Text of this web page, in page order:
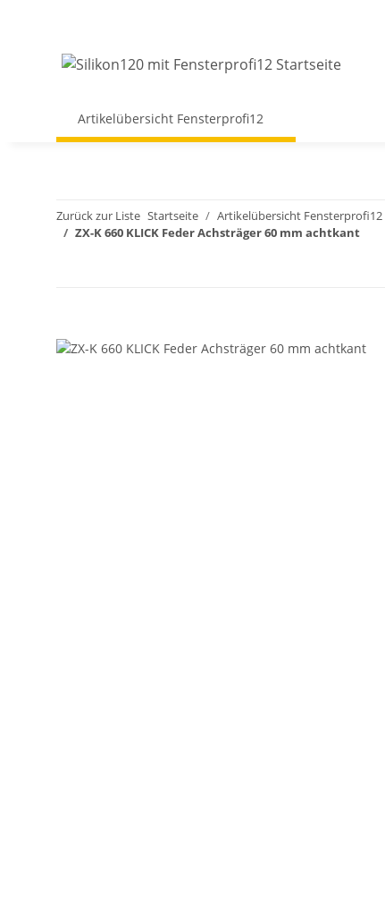
Artikelübersicht Fensterprofi12
Zurück zur Liste Startseite Artikelübersicht Fensterprofi12
ZX-K 660 KLICK Feder Achsträger 60 mm achtkant